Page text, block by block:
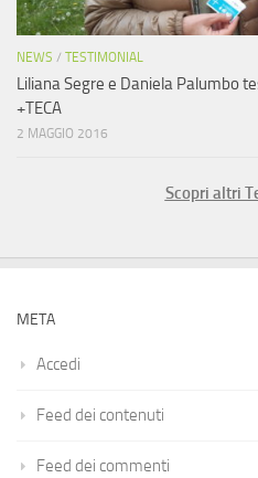
NEWS / TESTIMONIAL
Liliana Segre e Daniela Palumbo
+TECA
2 MAGGIO 2016
Scopri altri
META
Accedi
Feed dei contenuti
Feed dei commenti